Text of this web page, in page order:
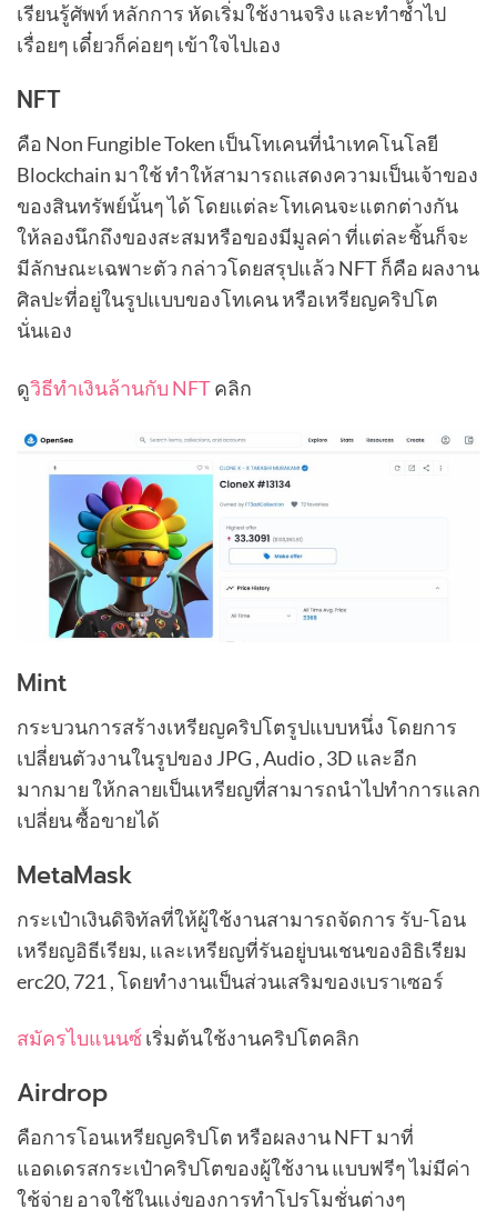
เรียนรู้ศัพท์ หลักการ หัดเริ่มใช้งานจริง และทำซ้ำไป
เรื่อยๆ เดี๋ยวก็ค่อยๆ เข้าใจไปเอง
NFT
คือ Non Fungible Token เป็นโทเคนที่นำเทคโนโลยี
Blockchain มาใช้ ทำให้สามารถแสดงความเป็นเจ้าของ
ของสินทรัพย์นั้นๆ ได้ โดยแต่ละโทเคนจะแตกต่างกัน
ให้ลองนึกถึงของสะสมหรือของมีมูลค่า ที่แต่ละชิ้นก็จะ
มีลักษณะเฉพาะตัว กล่าวโดยสรุปแล้ว NFT ก็คือ ผลงาน
ศิลปะที่อยู่ในรูปแบบของโทเคน หรือเหรียญคริปโต
นั่นเอง
ดูวิธีทำเงินล้านกับ NFTคลิก
Mint
กระบวนการสร้างเหรียญคริปโตรูปแบบหนึ่ง โดยการ
เปลี่ยนตัวงานในรูปของ JPG , Audio , 3D และอีก
มากมาย ให้กลายเป็นเหรียญที่สามารถนำไปทำการแลก
เปลี่ยน ซื้อขายได้
MetaMask
กระเป๋าเงินดิจิทัลที่ให้ผู้ใช้งานสามารถจัดการ รับ-โอน
เหรียญอิธีเรียม, และเหรียญที่รันอยู่บนเชนของอิธิเรียม
erc20, 721 , โดยทำงานเป็นส่วนเสริมของเบราเซอร์
สมัครไบแนนซ์เริ่มต้นใช้งานคริปโตคลิก
Airdrop
คือการโอนเหรียญคริปโต หรือผลงาน NFT มาที่
แอดเดรสกระเป๋าคริปโตของผู้ใช้งาน แบบฟรีๆ ไม่มีค่า
ใช้จ่าย อาจใช้ในแง่ของการทำโปรโมชั่นต่างๆ